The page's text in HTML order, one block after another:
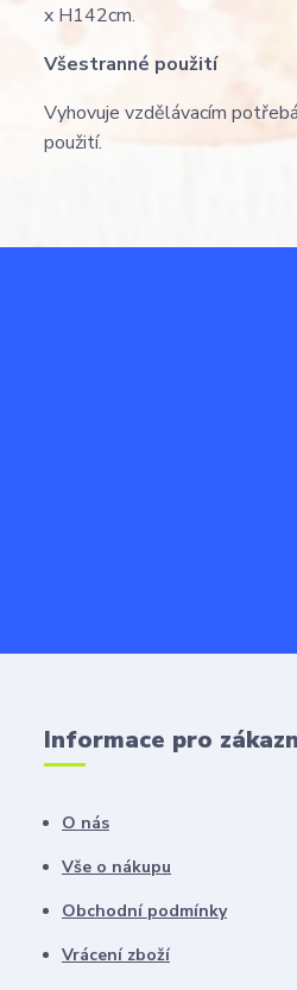
x H142cm.
Všestranné použití
Vyhovuje vzdělávacím
použití.
Informace pro
O nás
Vše o nákupu
Obchodní podmínky
Vrácení zboží